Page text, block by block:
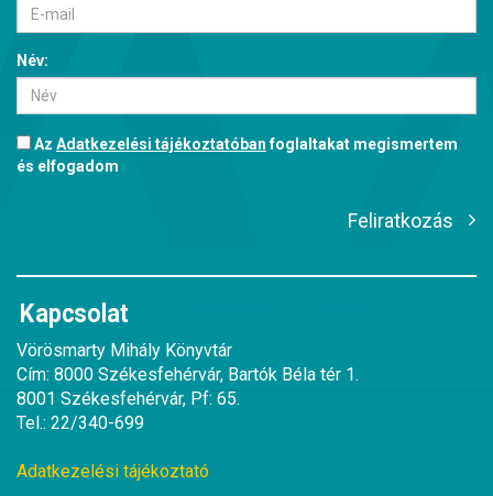
Név:
Az Adatkezelési tájékoztatóbanfoglaltakat megismertem
és elfogadom
Feliratkozás
Kapcsolat
Vörösmarty Mihály Könyvtár
Cím: 8000 Székesfehérvár, Bartók Béla tér 1.
8001 Székesfehérvár, Pf: 65.
Tel.: 22/340-699
Adatkezelési tájékoztató